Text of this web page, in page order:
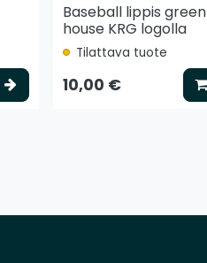
Valitse vaihtoehto
Baseball lippis green
house KRG logolla
Tilattava tuote
10,00 €